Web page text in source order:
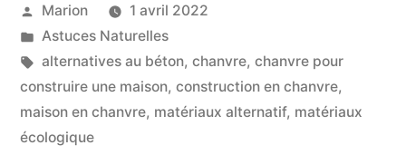
En
Chanvre »
Publié
par
Marion
1 avril 2022
Publié
dans
Astuces Naturelles
Étiquettes :
alternatives au béton, chanvre, chanvre pour
construire une maison, construction en chanvre,
maison en chanvre, matériaux alternatif, matériaux
écologique